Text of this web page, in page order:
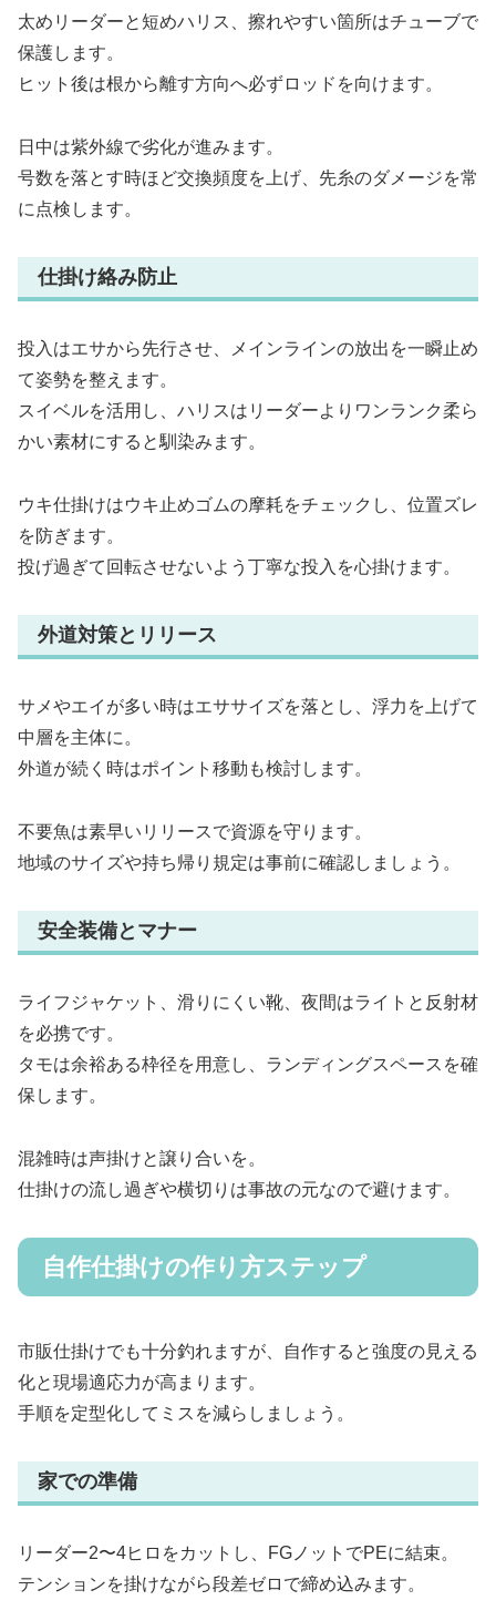
太めリーダーと短めハリス、擦れやすい箇所はチューブで
保護します。
ヒット後は根から離す方向へ必ずロッドを向けます。
日中は紫外線で劣化が進みます。
号数を落とす時ほど交換頻度を上げ、先糸のダメージを常
に点検します。
仕掛け絡み防止
投入はエサから先行させ、メインラインの放出を一瞬止め
て姿勢を整えます。
スイベルを活用し、ハリスはリーダーよりワンランク柔ら
かい素材にすると馴染みます。
ウキ仕掛けはウキ止めゴムの摩耗をチェックし、位置ズレ
を防ぎます。
投げ過ぎて回転させないよう丁寧な投入を心掛けます。
外道対策とリリース
サメやエイが多い時はエササイズを落とし、浮力を上げて
中層を主体に。
外道が続く時はポイント移動も検討します。
不要魚は素早いリリースで資源を守ります。
地域のサイズや持ち帰り規定は事前に確認しましょう。
安全装備とマナー
ライフジャケット、滑りにくい靴、夜間はライトと反射材
を必携です。
タモは余裕ある枠径を用意し、ランディングスペースを確
保します。
混雑時は声掛けと譲り合いを。
仕掛けの流し過ぎや横切りは事故の元なので避けます。
自作仕掛けの作り方ステップ
市販仕掛けでも十分釣れますが、自作すると強度の見える
化と現場適応力が高まります。
手順を定型化してミスを減らしましょう。
家での準備
リーダー2〜4ヒロをカットし、FGノットでPEに結束。
テンションを掛けながら段差ゼロで締め込みます。